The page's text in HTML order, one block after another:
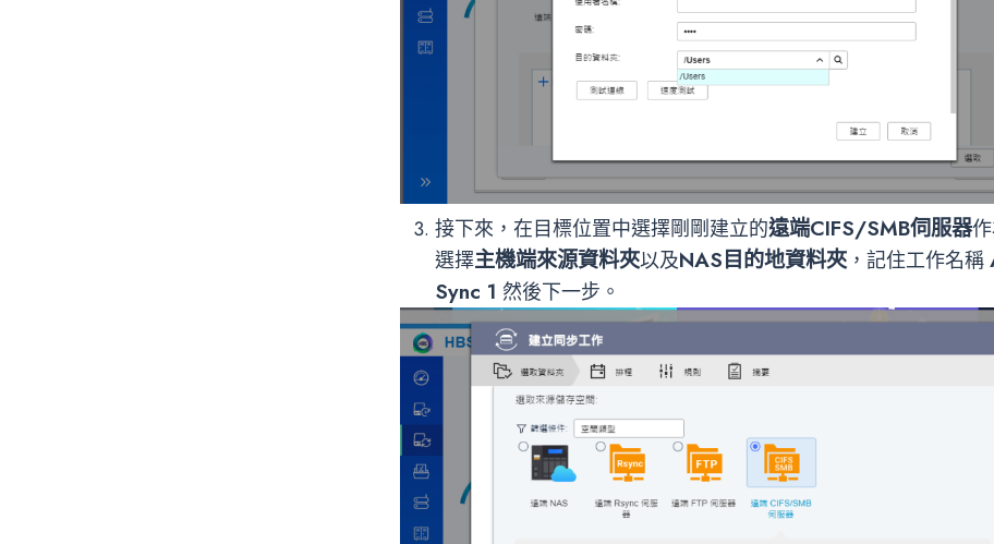
接下來，在目標位置中選擇剛剛建立的遠端CIFS/SMB伺服器
選擇主機端來源資料夾以及NAS目的地資料夾，記住工作名稱
Sync 1 然後下一步。